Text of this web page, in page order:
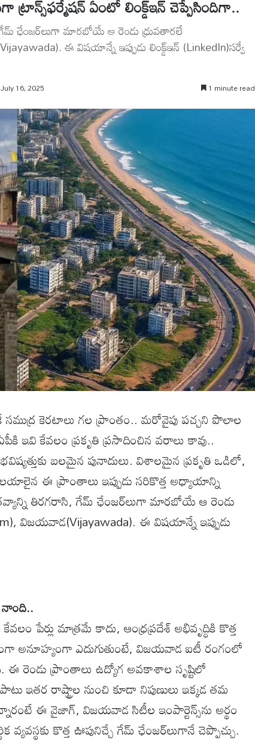
ఏంటో లింక్డ్ఇన్ చెప్పేసిందిగా..
గేమ్ ఛేంజర్‌లుగా మారబోయే ఆ రెండు ధ్రువతారలే
ఈ విషయాన్నే ఇప్పుడు లింక్డ్‌ఇన్ (LinkedIn)సర్వే
16, 2025 1 minute read
కెరటాలు గల ప్రాంతం.. మరోవైపు పచ్చని పొలాల
ఇవి కేవలం ప్రకృతి ప్రసాదించిన వరాలు కావు..
బలమైన పునాదులు. విశాలమైన ప్రకృతి ఒడిలో,
ఈ ప్రాంతాలు ఇప్పుడు సరికొత్త అధ్యాయాన్ని
తిరగరాసి, గేమ్ ఛేంజర్‌లుగా మారబోయే ఆ రెండు
విజయవాడ(Vijayawada). ఈ విషయాన్నే ఇప్పుడు
పేర్లు మాత్రమే కాదు, ఆంధ్రప్రదేశ్ అభివృద్ధికి కొత్త
అనూహ్యంగా ఎదుగుతుంటే, విజయవాడ ఐటీ రంగంలో
ఈ రెండు ప్రాంతాలు ఉద్యోగ అవకాశాల సృష్టిలో
ఇతర రాష్ట్రాల నుంచి కూడా నిపుణులు ఇక్కడ తమ
ఈ వైజాగ్, విజయవాడ సిటీల ఇంపార్టెన్స్‌ను అర్థం
వ్యవస్థకు కొత్త ఊపునిచ్చే గేమ్ ఛేంజర్‌లుగానే చెప్పొచ్చు.